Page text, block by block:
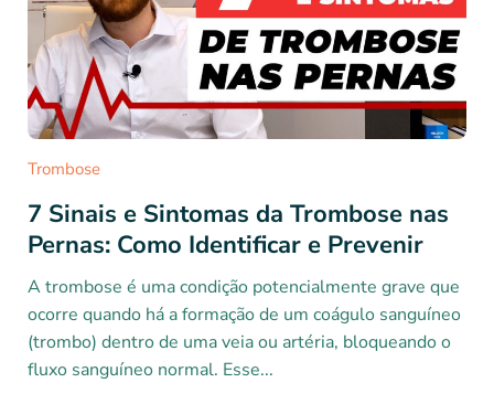
Trombose
7 Sinais e Sintomas da Trombose nas
Pernas: Como Identificar e Prevenir
A trombose é uma condição potencialmente grave que
ocorre quando há a formação de um coágulo sanguíneo
(trombo) dentro de uma veia ou artéria, bloqueando o
fluxo sanguíneo normal. Esse...